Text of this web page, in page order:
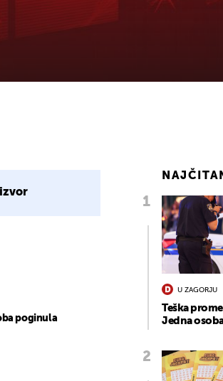
poginula
U ZAGORJU
Teška
Jedna